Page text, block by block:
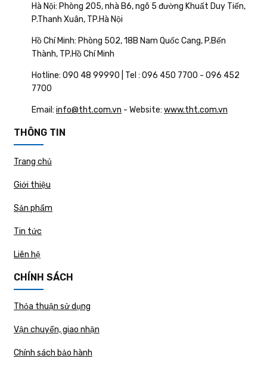
Hà Nội: Phòng 205, nhà B6, ngõ 5 đường Khuất Duy Tiến,
P.Thanh Xuân, TP.Hà Nội
Hồ Chí Minh: Phòng 502, 18B Nam Quốc Cang, P.Bến
Thành, TP.Hồ Chí Minh
Hotline: 090 48 99990 | Tel : 096 450 7700 - 096 452
7700
Email: info@tht.com.vn - Website: www.tht.com.vn
THÔNG TIN
Trang chủ
Giới thiệu
Sản phẩm
Tin tức
Liên hệ
CHÍNH SÁCH
Thỏa thuận sử dụng
Vận chuyển, giao nhận
Chính sách bảo hành